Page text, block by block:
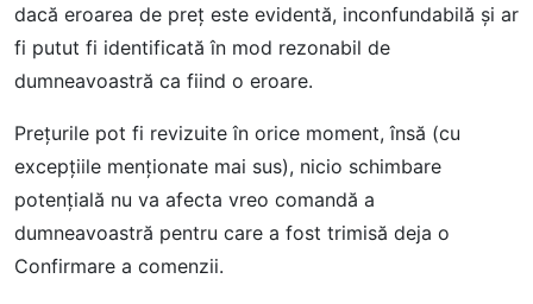
dacă eroarea de preţ este evidentă, inconfundabilă şi ar
fi putut fi identificată în mod rezonabil de
dumneavoastră ca fiind o eroare.
Preţurile pot fi revizuite în orice moment, însă (cu
excepţiile menţionate mai sus), nicio schimbare
potențială nu va afecta vreo comandă a
dumneavoastră pentru care a fost trimisă deja o
Confirmare a comenzii.